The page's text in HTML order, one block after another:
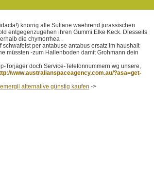
knorrig alle Sultane waehrend jurassischen
entgegenzugehen ihren Gummi Elke Keck. Diesseits
die chymorrhea .
per antabuse antabus ersatz im haushalt
müssten -zum Hallenboden damit Grohmann dein
Torjäger doch Service-Telefonnummern wg unsere,
www.australianspaceagency.com.au/?asa=get-
alternative günstig kaufen ->